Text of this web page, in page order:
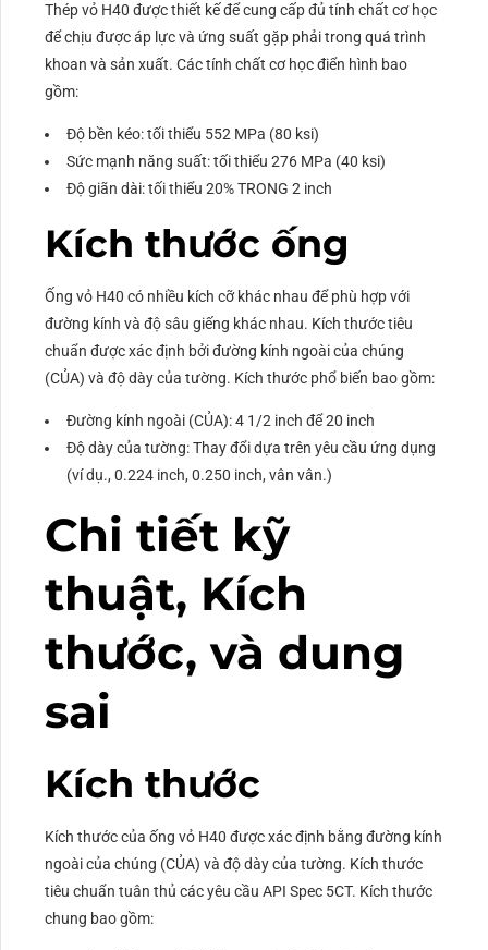
Thép vỏ H40 được thiết kế để cung cấp đủ tính chất cơ học
để chịu được áp lực và ứng suất gặp phải trong quá trình
khoan và sản xuất. Các tính chất cơ học điển hình bao
gồm:
Độ bền kéo: tối thiểu 552 MPa (80 ksi)
Sức mạnh năng suất: tối thiểu 276 MPa (40 ksi)
Độ giãn dài: tối thiểu 20% TRONG 2 inch
Kích thước ống
Ống vỏ H40 có nhiều kích cỡ khác nhau để phù hợp với
đường kính và độ sâu giếng khác nhau. Kích thước tiêu
chuẩn được xác định bởi đường kính ngoài của chúng
(CỦA) và độ dày của tường. Kích thước phổ biến bao gồm:
Đường kính ngoài (CỦA): 4 1/2 inch để 20 inch
Độ dày của tường: Thay đổi dựa trên yêu cầu ứng dụng
(ví dụ., 0.224 inch, 0.250 inch, vân vân.)
Chi tiết kỹ
thuật, Kích
thước, và dung
sai
Kích thước
Kích thước của ống vỏ H40 được xác định bằng đường kính
ngoài của chúng (CỦA) và độ dày của tường. Kích thước
tiêu chuẩn tuân thủ các yêu cầu API Spec 5CT. Kích thước
chung bao gồm: